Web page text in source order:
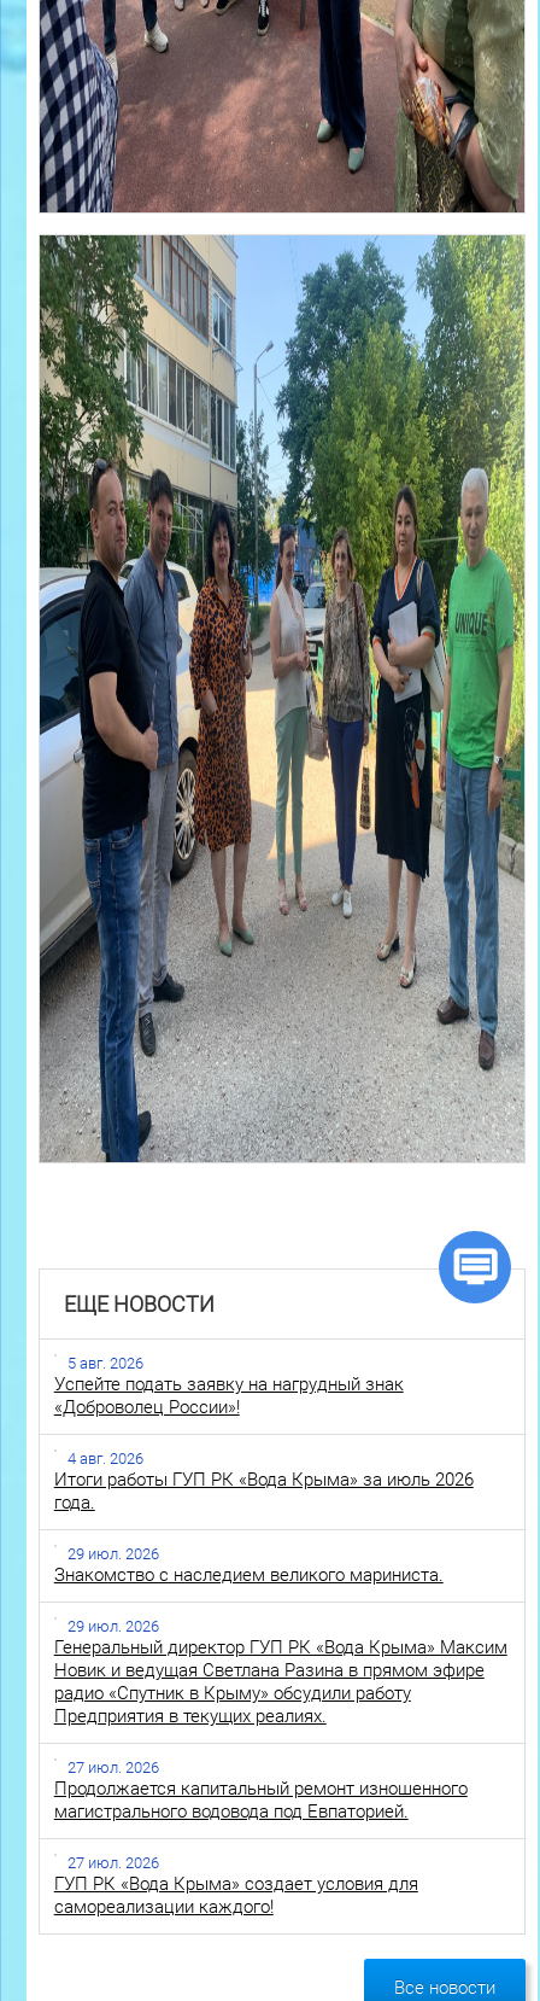
ЕЩЕ НОВОСТИ
5 авг. 2026
Успейте подать заявку на нагрудный знак
«Доброволец России»!
4 авг. 2026
Итоги работы ГУП РК «Вода Крыма» за июль 2026
года.
29 июл. 2026
Знакомство с наследием великого мариниста.
29 июл. 2026
Генеральный директор ГУП РК «Вода Крыма» Максим
Новик и ведущая Светлана Разина в прямом эфире
радио «Спутник в Крыму» обсудили работу
Предприятия в текущих реалиях.
27 июл. 2026
Продолжается капитальный ремонт изношенного
магистрального водовода под Евпаторией.
27 июл. 2026
ГУП РК «Вода Крыма» создает условия для
самореализации каждого!
Все новости